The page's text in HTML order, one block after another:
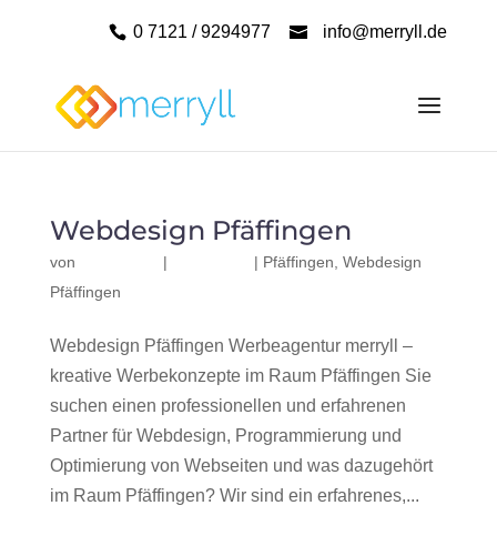
0 7121 / 9294977 info@merryll.de
Webdesign Pfäffingen
von | | Pfäffingen Webdesign
Pfäffingen
Webdesign Pfäffingen Werbeagentur merryll –
kreative Werbekonzepte im Raum Pfäffingen Sie
suchen einen professionellen und erfahrenen
Partner für Webdesign, Programmierung und
Optimierung von Webseiten und was dazugehört
im Raum Pfäffingen? Wir sind ein erfahrenes,...